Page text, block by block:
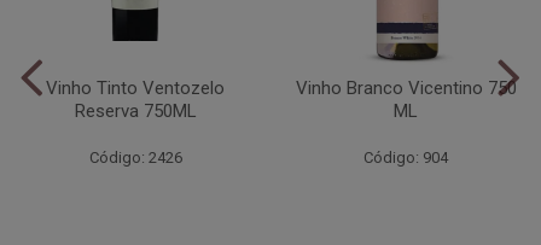
Vinho Tinto Ventozelo
Reserva 750ML
Código: 2426
Vinho Branco Vicentino 750
ML
Código: 904